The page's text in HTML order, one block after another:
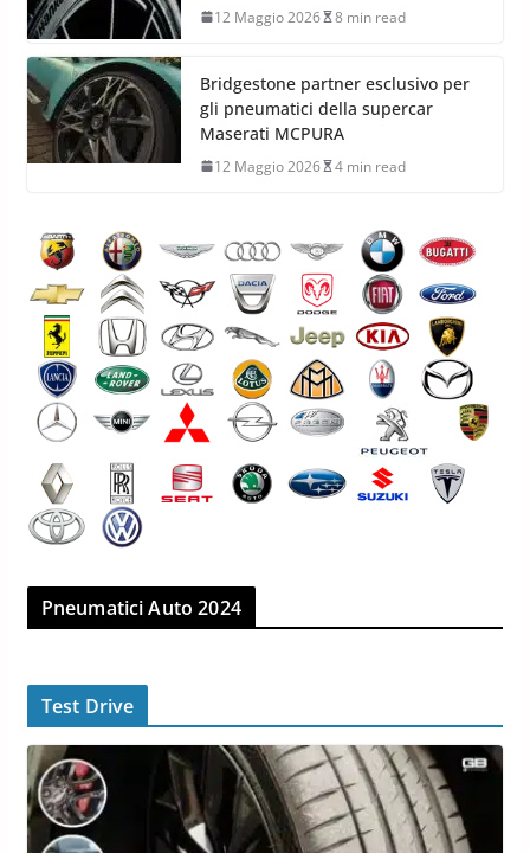
12 Maggio 2026 8 min read
Bridgestone partner esclusivo per
gli pneumatici della supercar
Maserati MCPURA
12 Maggio 2026 4 min read
Pneumatici Auto 2024
Test Drive